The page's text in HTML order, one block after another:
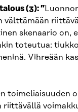
(3): ”
skenaario
toteutua:
Vihreään
toimeliaisuuden